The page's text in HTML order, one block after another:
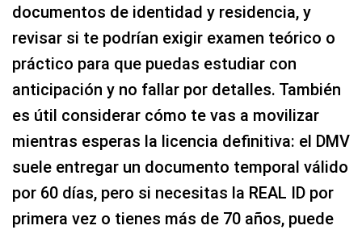
documentos de identidad y residencia, y
revisar si te podrían exigir examen teórico o
práctico para que puedas estudiar con
anticipación y no fallar por detalles. También
es útil considerar cómo te vas a movilizar
mientras esperas la licencia definitiva: el DMV
suele entregar un documento temporal válido
por 60 días, pero si necesitas la REAL ID por
primera vez o tienes más de 70 años, puede